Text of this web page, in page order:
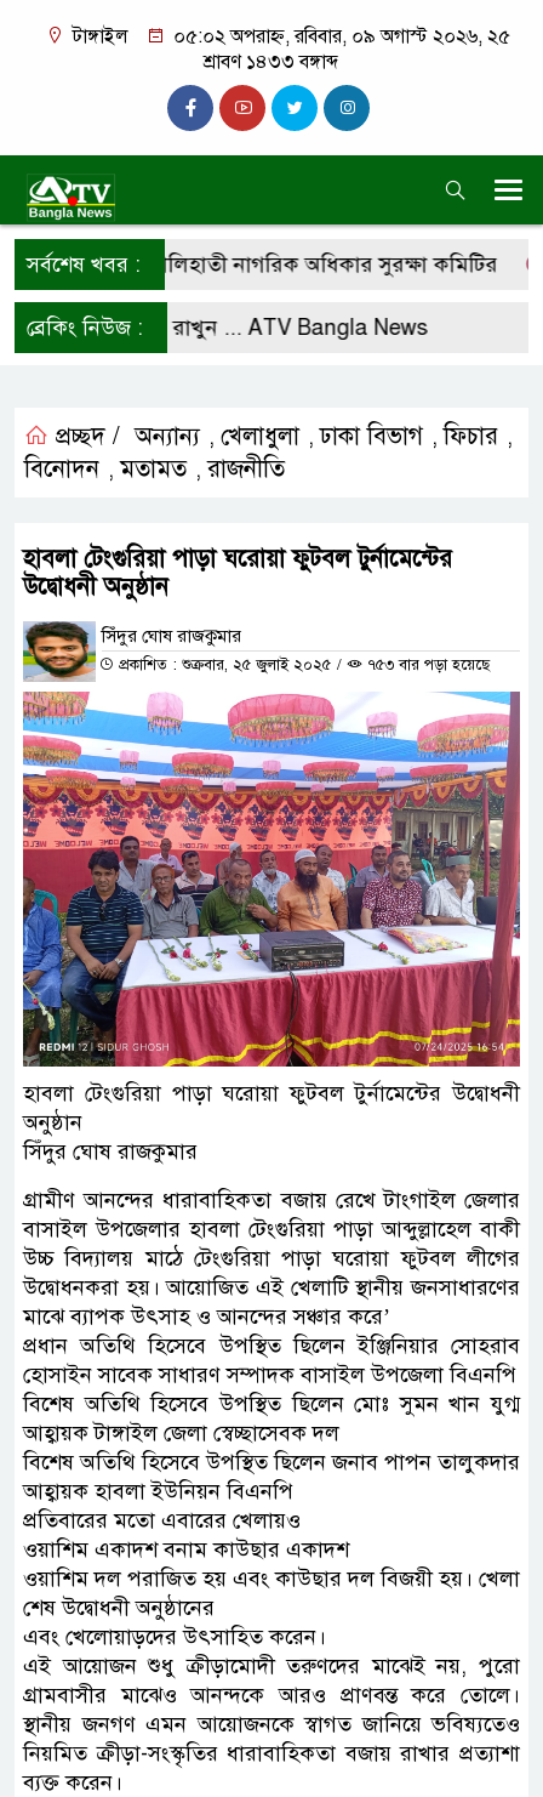
টাঙ্গাইল
০৫:০২ অপরাহ্ন, রবিবার, ০৯ অগাস্ট ২০২৬, ২৫
শ্রাবণ ১৪৩৩ বঙ্গাব্দ
সর্বশেষ খবর :
দাবি কালিহাতী নাগরিক অধিকার সুরক্ষা কমিটির
ব্রেকিং নিউজ :
ফলো করে রাখুন ...ATV Bangla News
প্রচ্ছদ / অন্যান্য , খেলাধুলা ,ঢাকা বিভাগ ,ফিচার ,
বিনোদন ,মতামত ,রাজনীতি
হাবলা টেংগুরিয়া পাড়া ঘরোয়া ফুটবল টুর্নামেন্টের
উদ্বোধনী অনুষ্ঠান
সিঁদুর ঘোষ রাজকুমার
প্রকাশিত : শুক্রবার, ২৫ জুলাই ২০২৫ / ৭৫৩ বার পড়া হয়েছে
হাবলা টেংগুরিয়া পাড়া ঘরোয়া ফুটবল টুর্নামেন্টের উদ্বোধনী
অনুষ্ঠান
সিঁদুর ঘোষ রাজকুমার
গ্রামীণ আনন্দের ধারাবাহিকতা বজায় রেখে টাংগাইল জেলার
বাসাইল উপজেলার হাবলা টেংগুরিয়া পাড়া আব্দুল্লাহেল বাকী
উচ্চ বিদ্যালয় মাঠে টেংগুরিয়া পাড়া ঘরোয়া ফুটবল লীগের
উদ্বোধনকরা হয়। আয়োজিত এই খেলাটি স্থানীয় জনসাধারণের
মাঝে ব্যাপক উৎসাহ ও আনন্দের সঞ্চার করে’
প্রধান অতিথি হিসেবে উপস্থিত ছিলেন ইঞ্জিনিয়ার সোহরাব
হোসাইন সাবেক সাধারণ সম্পাদক বাসাইল উপজেলা বিএনপি
বিশেষ অতিথি হিসেবে উপস্থিত ছিলেন মোঃ সুমন খান যুগ্ম
আহ্বায়ক টাঙ্গাইল জেলা স্বেচ্ছাসেবক দল
বিশেষ অতিথি হিসেবে উপস্থিত ছিলেন জনাব পাপন তালুকদার
আহ্বায়ক হাবলা ইউনিয়ন বিএনপি
প্রতিবারের মতো এবারের খেলায়ও
ওয়াশিম একাদশ বনাম কাউছার একাদশ
ওয়াশিম দল পরাজিত হয় এবং কাউছার দল বিজয়ী হয়। খেলা
শেষ উদ্বোধনী অনুষ্ঠানের
এবং খেলোয়াড়দের উৎসাহিত করেন।
এই আয়োজন শুধু ক্রীড়ামোদী তরুণদের মাঝেই নয়, পুরো
গ্রামবাসীর মাঝেও আনন্দকে আরও প্রাণবন্ত করে তোলে।
স্থানীয় জনগণ এমন আয়োজনকে স্বাগত জানিয়ে ভবিষ্যতেও
নিয়মিত ক্রীড়া-সংস্কৃতির ধারাবাহিকতা বজায় রাখার প্রত্যাশা
ব্যক্ত করেন।